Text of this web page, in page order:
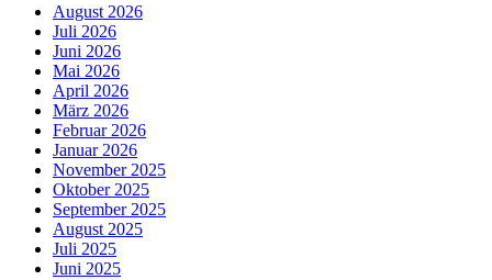
August 2026
Juli 2026
Juni 2026
Mai 2026
April 2026
März 2026
Februar 2026
Januar 2026
November 2025
Oktober 2025
September 2025
August 2025
Juli 2025
Juni 2025